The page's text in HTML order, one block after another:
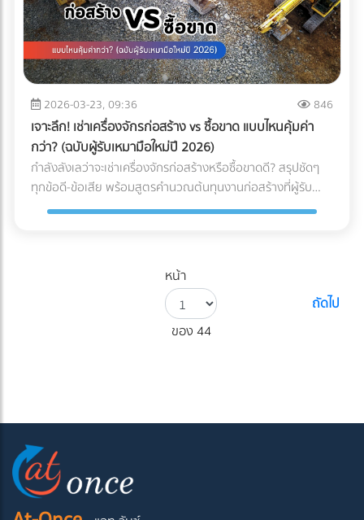
2026-03-23, 09:36 846
เจาะลึก! เช่าเครื่องจักรก่อสร้าง vs ซื้อขาด แบบไหนคุ้มค่า
กว่า? (ฉบับผู้รับเหมามือใหม่ปี 2026)
กำลังลังเลว่าจะเช่าเครื่องจักรก่อสร้างหรือซื้อขาดดี? สรุปชัดๆ
ทุกข้อดี-ข้อเสีย พร้อมสูตรคำนวณต้นทุนงานก่อสร้างที่ผู้รับ
เหมามือใหม่ต้องรู้ก่อนตัดสินใจ!
หน้า
ของ 44
ถัดไป